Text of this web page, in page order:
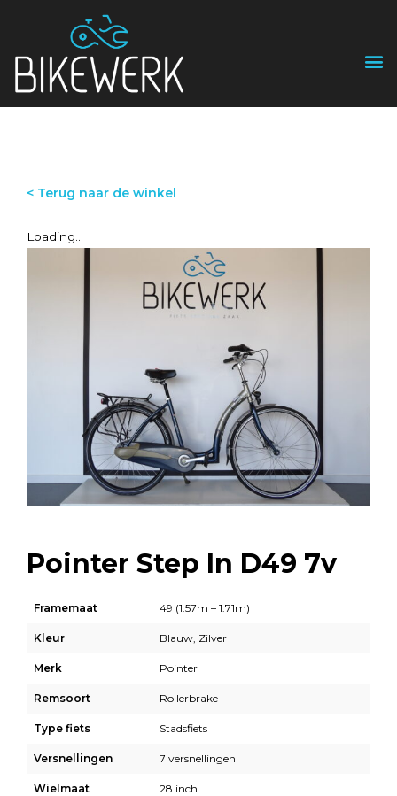
< Terug naar de winkel
Loading...
Pointer Step In D49 7v
Framemaat 49 (1.57m – 1.71m)
Kleur Blauw, Zilver
Merk Pointer
Remsoort Rollerbrake
Type fiets Stadsfiets
Versnellingen 7 versnellingen
Wielmaat 28 inch